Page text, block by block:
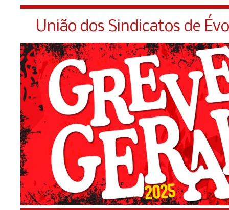
União dos Sindicatos de